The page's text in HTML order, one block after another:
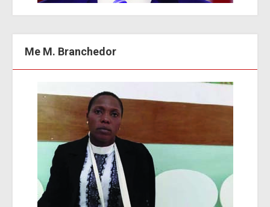
Me M. Branchedor